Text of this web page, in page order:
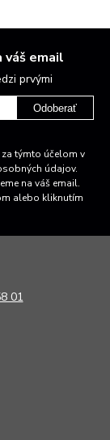
váš email
prvými
Odoberať
týmto účelom v
údajov.
na váš email.
alebo kliknutím
01